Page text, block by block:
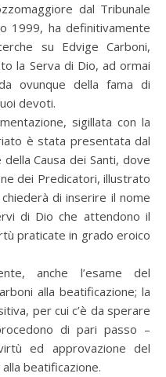
dal Tribunale
1999, ha definitivamente
su Edvige Carboni,
la Serva di Dio, ad ormai
ovunque della fama di
devoti.
sigillata con la
è stata presentata dal
Causa dei Santi, dove
dei Predicatori, illustrato
di inserire il nome
di Dio che attendono il
praticate in grado eroico
anche l’esame del
alla beatificazione; la
per cui c’è da sperare
di pari passo –
ed approvazione del
beatificazione.